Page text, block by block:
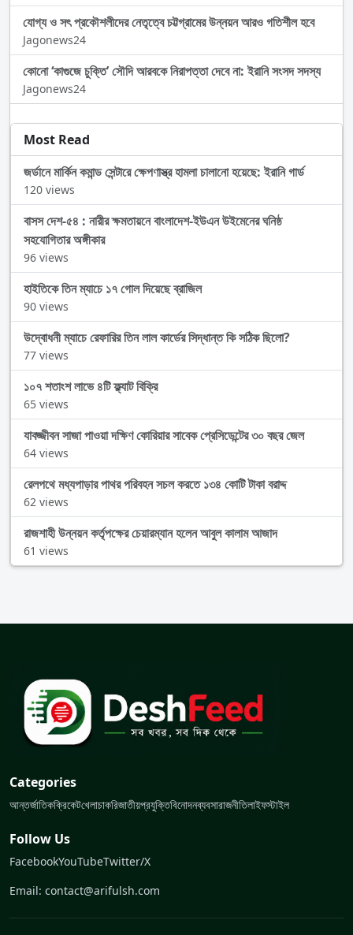
যোগ্য ও সৎ প্রকৌশলীদের নেতৃত্বে চট্টগ্রামের উন্নয়ন আরও গতিশীল হবে
Jagonews24
কোনো ‘কাগুজে চুক্তি’ সৌদি আরবকে নিরাপত্তা দেবে না: ইরানি সংসদ সদস্য
Jagonews24
Most Read
জর্ডানে মার্কিন কমান্ড সেন্টারে ক্ষেপণাস্ত্র হামলা চালানো হয়েছে: ইরানি গার্ড
120 views
বাসস দেশ-৫৪ : নারীর ক্ষমতায়নে বাংলাদেশ-ইউএন উইমেনের ঘনিষ্ঠ
সহযোগিতার অঙ্গীকার
96 views
হাইতিকে তিন ম্যাচে ১৭ গোল দিয়েছে ব্রাজিল
90 views
উদ্বোধনী ম্যাচে রেফারির তিন লাল কার্ডের সিদ্ধান্ত কি সঠিক ছিলো?
77 views
১০৭ শতাংশ লাভে ৪টি ফ্ল্যাট বিক্রি
65 views
যাবজ্জীবন সাজা পাওয়া দক্ষিণ কোরিয়ার সাবেক প্রেসিডেন্টের ৩০ বছর জেল
64 views
রেলপথে মধ্যপাড়ার পাথর পরিবহন সচল করতে ১৩৪ কোটি টাকা বরাদ্দ
62 views
রাজশাহী উন্নয়ন কর্তৃপক্ষের চেয়ারম্যান হলেন আবুল কালাম আজাদ
61 views
Categories
আন্তর্জাতিকক্রিকেটখেলাচাকরিজাতীয়প্রযুক্তিবিনোদনব্যবসারাজনীতিলাইফস্টাইল
Follow Us
FacebookYouTubeTwitter/X
Email: contact@arifulsh.com